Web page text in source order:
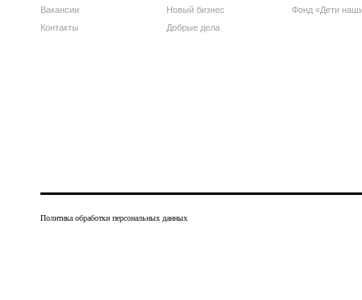
Вакансии
Контакты
Новый бизнес
Добрые дела
Фонд «Дети
Политика обработки персональных данных